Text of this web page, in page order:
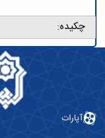
چکیده:
آپارات